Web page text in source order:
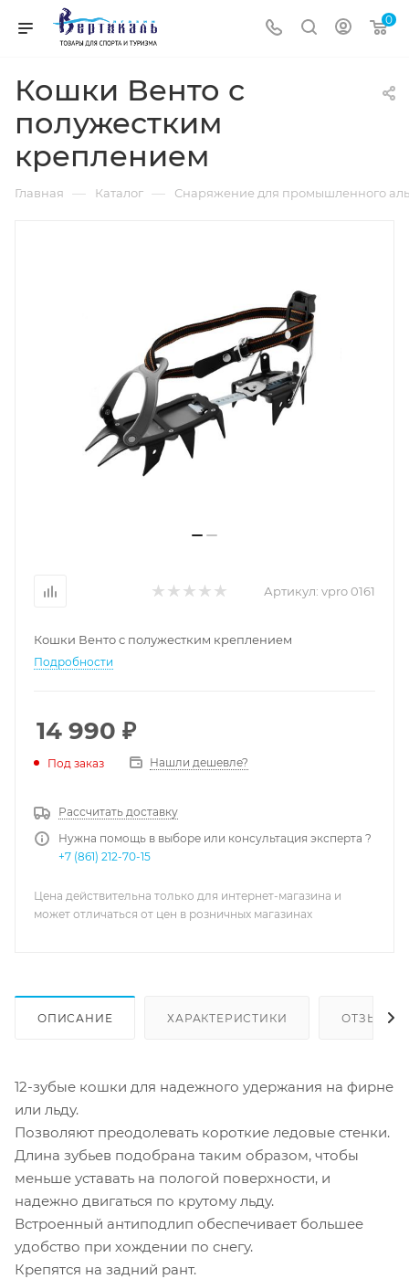
0
Кошки Венто с
полужестким
креплением
Главная — Каталог — Снаряжение для промышленного
Артикул: vpro 0161
Кошки Венто с полужестким креплением
Подробности
14 990 ₽
Под заказ Нашли дешевле?
Рассчитать доставку
Нужна помощь в выборе или консультация эксперта ?
+7 (861) 212-70-15
Цена действительна только для интернет-магазина и
может отличаться от цен в розничных магазинах
ОПИСАНИЕ ХАРАКТЕРИСТИКИ ОТЗЫВЫ
12-зубые кошки для надежного удержания на фирне
или льду.
Позволяют преодолевать короткие ледовые стенки.
Длина зубьев подобрана таким образом, чтобы
меньше уставать на пологой поверхности, и
надежно двигаться по крутому льду.
Встроенный антиподлип обеспечивает большее
удобство при хождении по снегу.
Крепятся на задний рант.